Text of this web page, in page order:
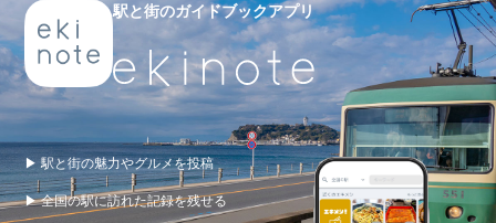
駅と街のガイドブックアプリ
▶ 駅と街の魅力やグルメを投稿
▶ 全国の駅に訪れた記録を残せる